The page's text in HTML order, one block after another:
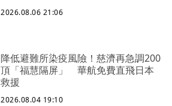
2026.08.06 21:06
降低避難所染疫風險！慈濟再急調200
頂「福慧隔屏」 華航免費直飛日本
救援
2026.08.04 19:10